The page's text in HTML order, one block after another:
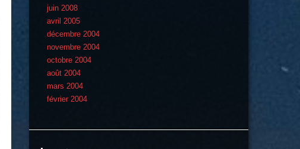
juin 2008
avril 2005
décembre 2004
novembre 2004
octobre 2004
août 2004
mars 2004
février 2004